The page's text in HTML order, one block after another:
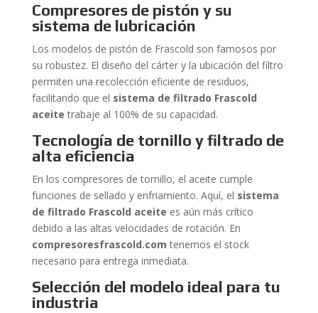
Compresores de pistón y su
sistema de lubricación
Los modelos de pistón de Frascold son famosos por
su robustez. El diseño del cárter y la ubicación del filtro
permiten una recolección eficiente de residuos,
facilitando que el sistema de filtrado Frascold
aceite trabaje al 100% de su capacidad.
Tecnología de tornillo y filtrado de
alta eficiencia
En los compresores de tornillo, el aceite cumple
funciones de sellado y enfriamiento. Aquí, el sistema
de filtrado Frascold aceite es aún más crítico
debido a las altas velocidades de rotación. En
compresoresfrascold.com tenemos el stock
necesario para entrega inmediata.
Selección del modelo ideal para tu
industria